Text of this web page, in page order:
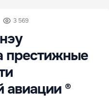
3 569
престижные
®